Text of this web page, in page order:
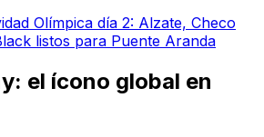
Olímpica día 2: Alzate, Checo
listos para Puente Aranda
el ícono global en